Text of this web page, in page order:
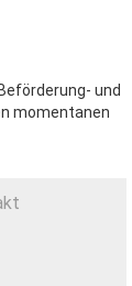
und
momentanen